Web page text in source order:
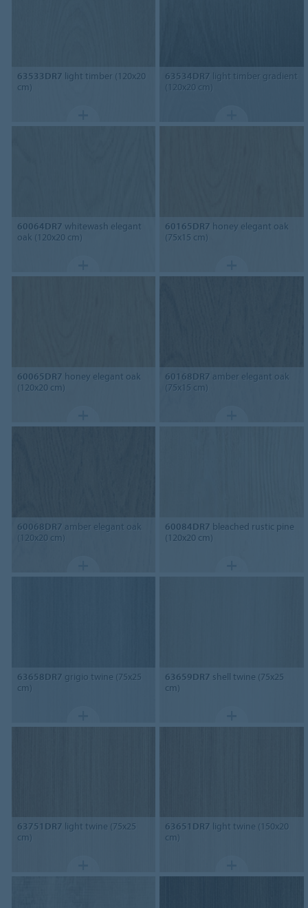
63533DR7 light timber (120x20
cm)
63534DR7 light timber gradient
(120x20 cm)
60064DR7 whitewash elegant
oak (120x20 cm)
60165DR7 honey elegant oak
(75x15 cm)
60065DR7 honey elegant oak
(120x20 cm)
60168DR7 amber elegant oak
(75x15 cm)
60068DR7 amber elegant oak
(120x20 cm)
60084DR7 bleached rustic pine
(120x20 cm)
63658DR7 grigio twine (75x25
cm)
63659DR7 shell twine (75x25
cm)
63751DR7 light twine (75x25
cm)
63651DR7 light twine (150x20
cm)